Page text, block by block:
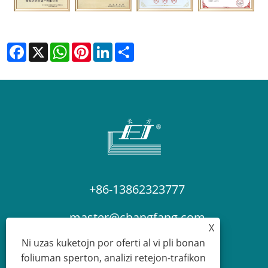
Facebook
X WhatsAppPinterestLinkedIn
+86-13862323777
master@changfang.com
X
Ni uzas kuketojn por oferti al vi pli bonan
foliuman sperton, analizi retejon-trafikon